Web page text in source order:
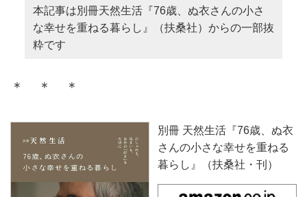
本記事は別冊天然生活『76歳、ぬ衣さんの小さ
な幸せを重ねる暮らし』（扶桑社）からの一部抜
粋です
＊ ＊ ＊
別冊 天然生活『76歳、ぬ衣
さんの小さな幸せを重ねる
暮らし』（扶桑社・刊）